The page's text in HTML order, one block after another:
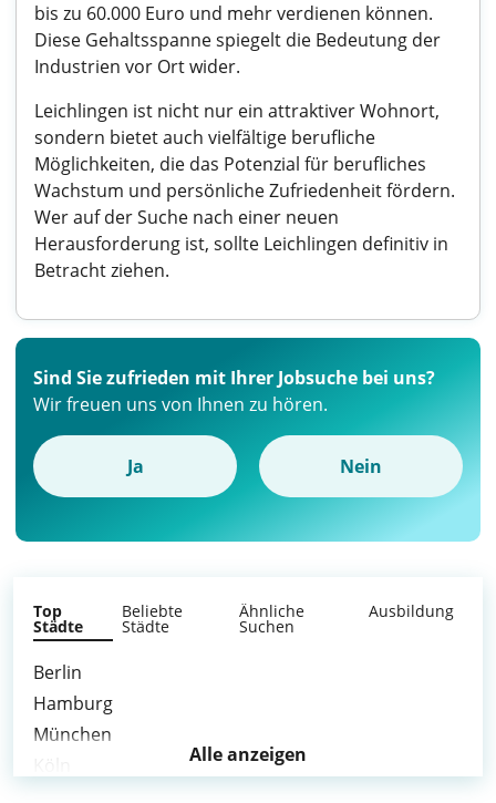
bis zu 60.000 Euro und mehr verdienen können.
Diese Gehaltsspanne spiegelt die Bedeutung der
Industrien vor Ort wider.
Leichlingen ist nicht nur ein attraktiver Wohnort,
sondern bietet auch vielfältige berufliche
Möglichkeiten, die das Potenzial für berufliches
Wachstum und persönliche Zufriedenheit fördern.
Wer auf der Suche nach einer neuen
Herausforderung ist, sollte Leichlingen definitiv in
Betracht ziehen.
Sind Sie zufrieden mit Ihrer Jobsuche bei uns?
Wir freuen uns von Ihnen zu hören.
Ja Nein
Top
Städte
Beliebte
Städte
Ähnliche
Suchen
Ausbildung
Berlin
Hamburg
München
Alle anzeigen